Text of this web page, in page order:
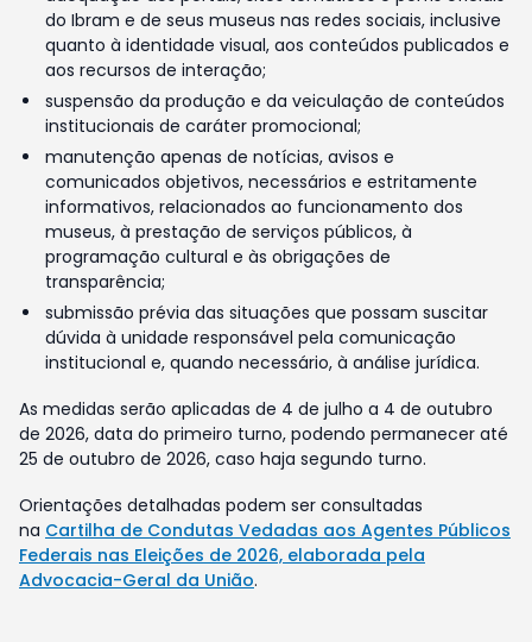
do Ibram e de seus museus nas redes sociais, inclusive
quanto à identidade visual, aos conteúdos publicados e
aos recursos de interação;
suspensão da produção e da veiculação de conteúdos
institucionais de caráter promocional;
manutenção apenas de notícias, avisos e
comunicados objetivos, necessários e estritamente
informativos, relacionados ao funcionamento dos
museus, à prestação de serviços públicos, à
programação cultural e às obrigações de
transparência;
submissão prévia das situações que possam suscitar
dúvida à unidade responsável pela comunicação
institucional e, quando necessário, à análise jurídica.
As medidas serão aplicadas de 4 de julho a 4 de outubro
de 2026, data do primeiro turno, podendo permanecer até
25 de outubro de 2026, caso haja segundo turno.
Orientações detalhadas podem ser consultadas
na Cartilha de Condutas Vedadas aos Agentes Públicos
Federais nas Eleições de 2026, elaborada pela
Advocacia-Geral da União.